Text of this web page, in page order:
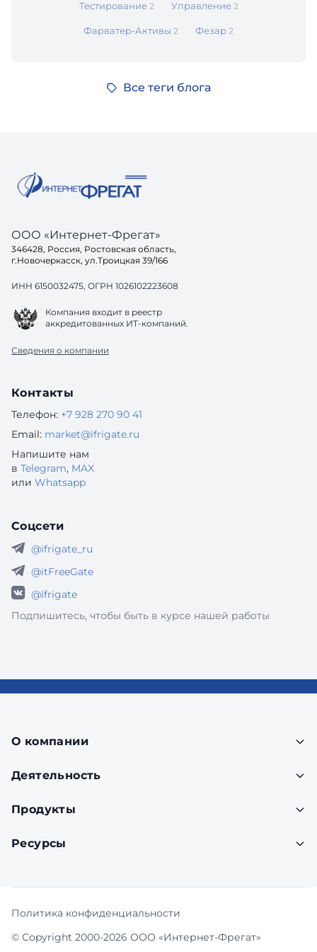
Тестирование 2 Управление 2
Фарватер-Активы 2 Фезар 2
Все теги блога
ООО «Интернет-Фрегат»
346428, Россия, Ростовская область,
г.Новочеркасск, ул.Троицкая 39/166
ИНН 6150032475, ОГРН 1026102223608
Компания входит в реестр
аккредитованных ИТ-компаний.
Сведения о компании
Контакты
Телефон: +7 928 270 90 41
Email: market@ifrigate.ru
Напишите нам
в Telegram, MAX
или Whatsapp
Соцсети
@ifrigate_ru
@itFreeGate
@ifrigate
Подпишитесь, чтобы быть в курсе нашей работы
О компании
Деятельность
Продукты
Ресурсы
© Copyright 2000-2026 ООО «Интернет-Фрегат»
Политика конфиденциальности